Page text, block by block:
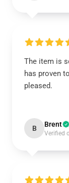
The item is
has proven
pleased.
B Brent
Verified